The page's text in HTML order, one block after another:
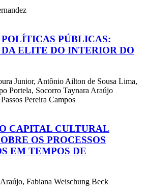
PÚBLICAS:
DA ELITE DO INTERIOR DO
Junior, Antônio Ailton de Sousa Lima,
Portela, Socorro Taynara Araújo
Pereira Campos
CAPITAL CULTURAL
OS PROCESSOS
EM TEMPOS DE
Fabiana Weischung Beck